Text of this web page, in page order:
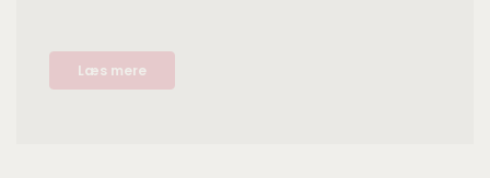
Læs mere